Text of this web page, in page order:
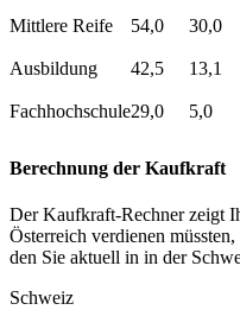
Mittlere Reife
54,0 30,0
Ausbildung
42,5 13,1
Fachhochschule29,0 5,0
Berechnung der Kaufkraft
Der Kaufkraft-Rechner zeigt
Österreich verdienen
den Sie aktuell in in der
Schweiz